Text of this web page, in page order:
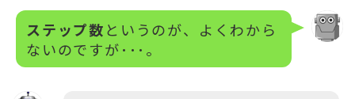
ステップ数というのが、よくわから
ないのですが･･･。